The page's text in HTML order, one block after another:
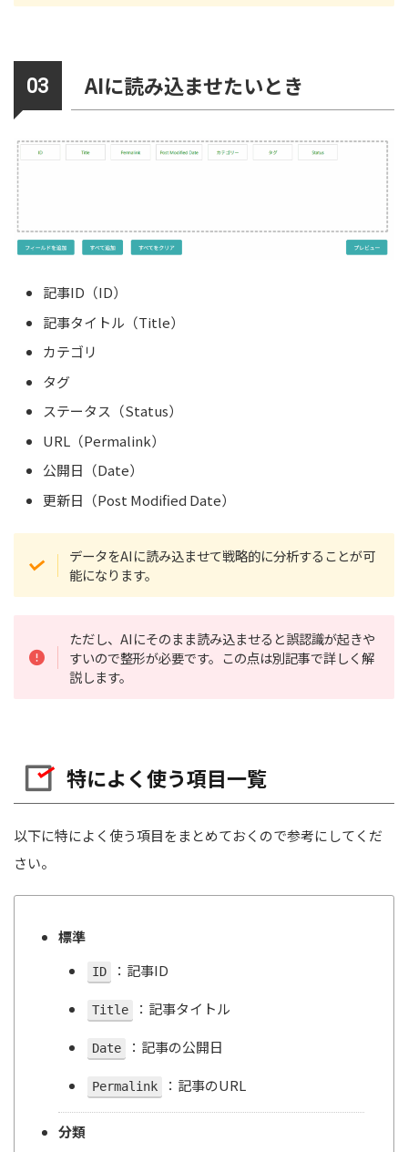
AIに読み込ませたいとき
記事ID（ID）
記事タイトル（Title）
カテゴリ
タグ
ステータス（Status）
URL（Permalink）
公開日（Date）
更新日（Post Modified Date）
データをAIに読み込ませて戦略的に分析することが可
能になります。
ただし、AIにそのまま読み込ませると誤認識が起きや
すいので整形が必要です。この点は別記事で詳しく解
説します。
特によく使う項目一覧
以下に特によく使う項目をまとめておくので参考にしてくだ
さい。
標準
ID ：記事ID
Title ：記事タイトル
Date ：記事の公開日
Permalink ：記事のURL
分類